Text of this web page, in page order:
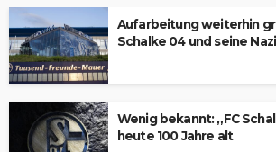
Aufarbeitung weiterhin
Schalke 04 und seine
Wenig bekannt: „FC
heute 100 Jahre alt